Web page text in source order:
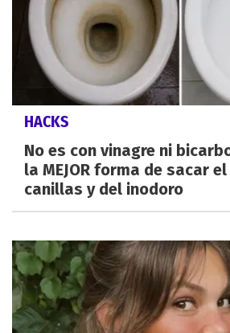
HACKS
No es con vinagre ni
la MEJOR forma de sacar
canillas y del inodoro